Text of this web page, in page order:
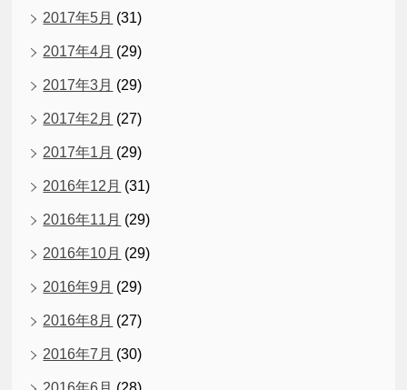
2017年5月 (31)
2017年4月 (29)
2017年3月 (29)
2017年2月 (27)
2017年1月 (29)
2016年12月 (31)
2016年11月 (29)
2016年10月 (29)
2016年9月 (29)
2016年8月 (27)
2016年7月 (30)